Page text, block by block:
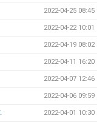
2022-04-25 08:45
2022-04-22 10:01
2022-04-19 08:02
2022-04-11 16:20
2022-04-07 12:46
2022-04-06 09:59
2022-04-01 10:30